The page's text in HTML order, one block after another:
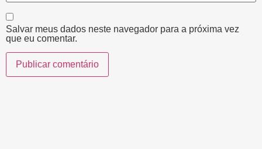
Salvar meus dados neste navegador para a próxima vez
que eu comentar.